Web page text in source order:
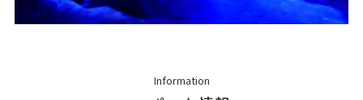
Information